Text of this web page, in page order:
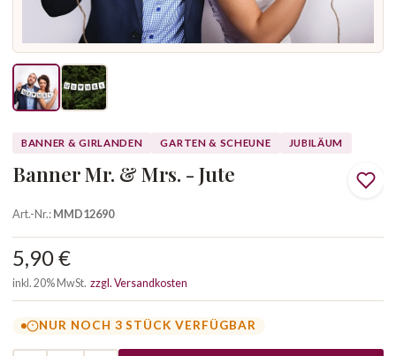
BANNER & GIRLANDEN GARTEN & SCHEUNE JUBILÄUM
Banner Mr. & Mrs. - Jute
Art.-Nr.:MMD12690
5,90 €
inkl. 20% MwSt. zzgl. Versandkosten
NUR NOCH 3 STÜCK VERFÜGBAR